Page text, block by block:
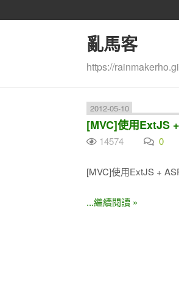
亂馬客
https://
2012-05-10
[MVC]使用ExtJS
14574 0
[MVC]使用ExtJS +
...繼續閱讀 »